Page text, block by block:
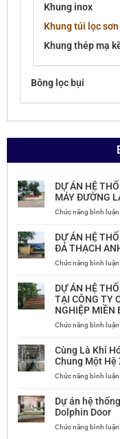
Khung inox
Khung túi lọc
Khung thép mạ
Bông lọc bụi
DỰ ÁN HỆ
MÁY ĐƯỜNG
Chức năng bình luận
DỰ ÁN HỆ
ĐÁ THẠCH
Chức năng bình luận
DỰ ÁN HỆ
TẠI CÔNG TY
NGHIỆP MIỀN
Chức năng bình luận
Cùng Là Khí
Chung Một Hệ
Chức năng bình luận
Dự án hệ
Dolphin Door
Chức năng bình luận